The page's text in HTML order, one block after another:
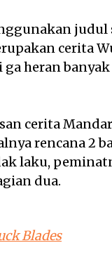
cerita
heran
cerita
rencana 2
laku,
dua.
Blades